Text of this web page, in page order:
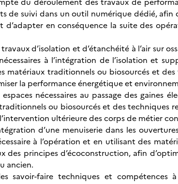
de suivi dans un outil numérique dédié,
d’adapter en conséquence la suite des
travaux d’isolation et d’étanchéité à l’air sur
à l’intégration de l’isolation et
matériaux traditionnels ou biosourcés et
la performance énergétique et
espaces nécessaires au passage des
ou biosourcés et des techniques
ultérieure des corps de métier
d’une menuiserie dans les
à l’opération et en utilisant des
des principes d’écoconstruction, afin
ancien.
savoir-faire techniques et